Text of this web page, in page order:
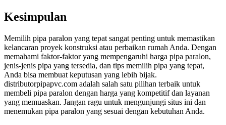
Kesimpulan
Memilih pipa paralon yang tepat sangat penting untuk memastikan
kelancaran proyek konstruksi atau perbaikan rumah Anda. Dengan
memahami faktor-faktor yang mempengaruhi harga pipa paralon,
jenis-jenis pipa yang tersedia, dan tips memilih pipa yang tepat,
Anda bisa membuat keputusan yang lebih bijak.
distributorpipapvc.com adalah salah satu pilihan terbaik untuk
membeli pipa paralon dengan harga yang kompetitif dan layanan
yang memuaskan. Jangan ragu untuk mengunjungi situs ini dan
menemukan pipa paralon yang sesuai dengan kebutuhan Anda.